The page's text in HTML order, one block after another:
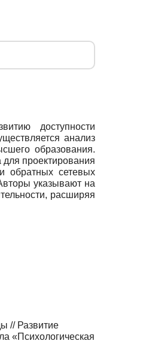
доступности
анализ
образования.
для проектирования
обратных сетевых
указывают на
расширяя
// Развитие
«Психологическая